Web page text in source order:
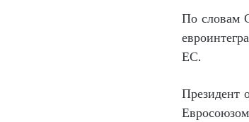
По словам
ЕС.
Президент